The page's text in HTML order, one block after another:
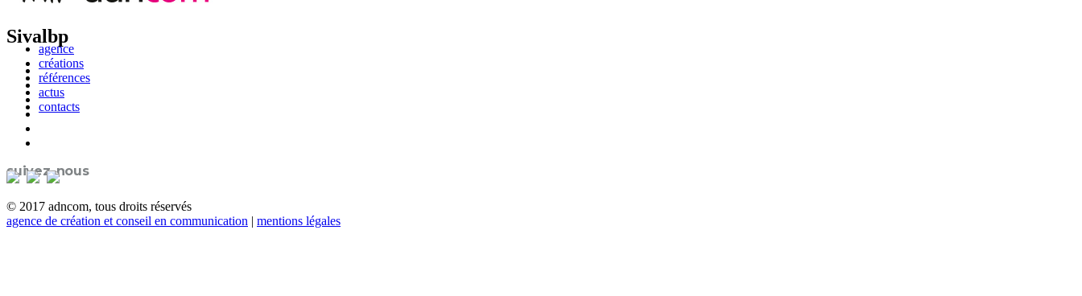
agence
créations
références
actus
contacts
Sivalbp
suivez-nous
© 2017 adncom, tous droits réservés
agence de création et conseil en communication | mentions légales